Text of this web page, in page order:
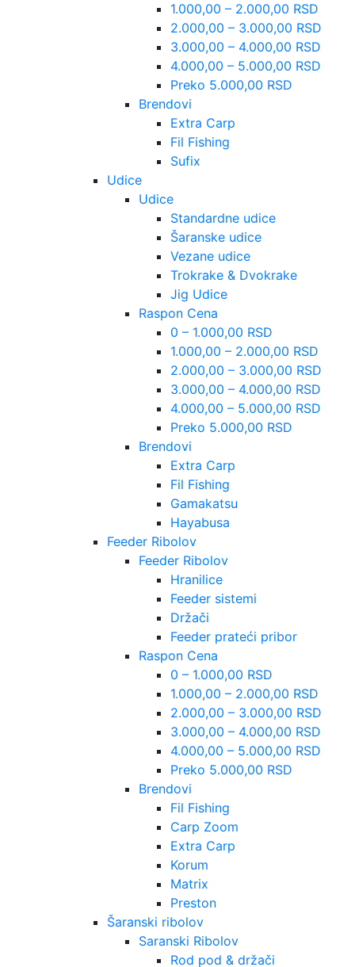
1.000,00 – 2.000,00 RSD
2.000,00 – 3.000,00 RSD
3.000,00 – 4.000,00 RSD
4.000,00 – 5.000,00 RSD
Preko 5.000,00 RSD
Brendovi
Extra Carp
Fil Fishing
Sufix
Udice
Udice
Standardne udice
Šaranske udice
Vezane udice
Trokrake & Dvokrake
Jig Udice
Raspon Cena
0 – 1.000,00 RSD
1.000,00 – 2.000,00 RSD
2.000,00 – 3.000,00 RSD
3.000,00 – 4.000,00 RSD
4.000,00 – 5.000,00 RSD
Preko 5.000,00 RSD
Brendovi
Extra Carp
Fil Fishing
Gamakatsu
Hayabusa
Feeder Ribolov
Feeder Ribolov
Hranilice
Feeder sistemi
Držači
Feeder prateći pribor
Raspon Cena
0 – 1.000,00 RSD
1.000,00 – 2.000,00 RSD
2.000,00 – 3.000,00 RSD
3.000,00 – 4.000,00 RSD
4.000,00 – 5.000,00 RSD
Preko 5.000,00 RSD
Brendovi
Fil Fishing
Carp Zoom
Extra Carp
Korum
Matrix
Preston
Šaranski ribolov
Saranski Ribolov
Rod pod & držači